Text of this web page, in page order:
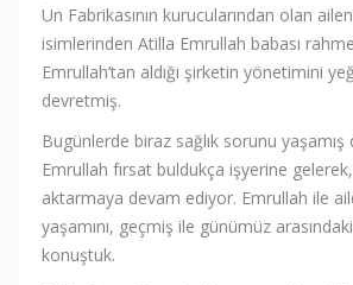
Un Fabrikasının kurucularından olan
isimlerinden Atilla Emrullah babası
Emrullah’tan aldığı şirketin yönetimini
devretmiş.
Bugünlerde biraz sağlık sorunu
Emrullah fırsat buldukça işyerine
aktarmaya devam ediyor. Emrullah ile
yaşamını, geçmiş ile günümüz
konuştuk.